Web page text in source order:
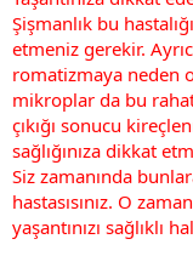
Şişmanlık bu
etmeniz gerekir.
romatizmaya neden
mikroplar da bu
çıkığı sonucu
sağlığınıza dikkat
Siz zamanında
hastasısınız. O
yaşantınızı sağlıklı